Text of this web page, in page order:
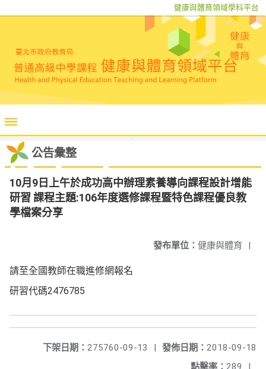
健康與體育領域學科平台
公告彙整
10月9日上午於成功高中辦理素養導向課程設計增能
研習 課程主題:106年度選修課程暨特色課程優良教
學檔案分享
發布單位： 健康與體育 |
請至全國教師在職進修網報名
研習代碼2476785
發佈日期： 2018-09-18
下架日期： 275760-09-13
|
點擊率： 289 |